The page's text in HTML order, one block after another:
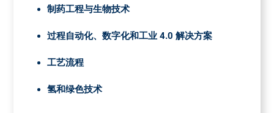
制药工程与生物技术
过程自动化、数字化和工业 4.0 解决方案
工艺流程
氢和绿色技术